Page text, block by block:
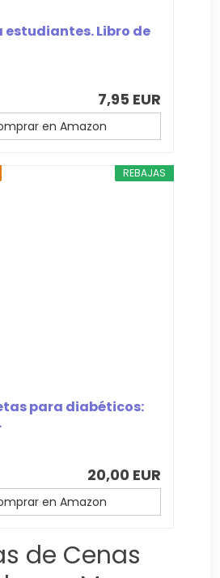
estudiantes. Libro de
7,95 EUR
en Amazon
REBAJAS
para diabéticos:
20,00 EUR
en Amazon
de Cenas